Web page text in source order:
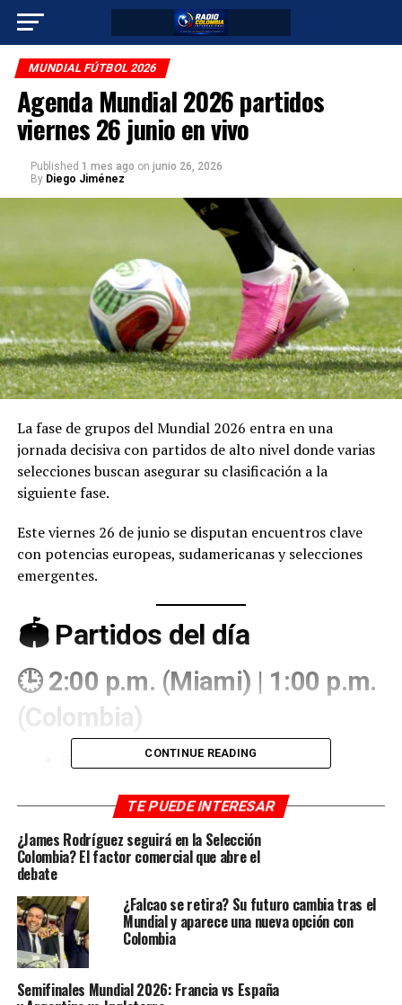
MUNDIAL FÚTBOL 2026
Agenda Mundial 2026 partidos
viernes 26 junio en vivo
Published 1 mes ago on junio 26, 2026
By Diego Jiménez
La fase de grupos del Mundial 2026 entra en una
jornada decisiva con partidos de alto nivel donde varias
selecciones buscan asegurar su clasificación a la
siguiente fase.
Este viernes 26 de junio se disputan encuentros clave
con potencias europeas, sudamericanas y selecciones
emergentes.
🏟️ Partidos del día
🕒 2:00 p.m. (Miami) | 1:00 p.m.
(Colombia)
🇸🇳 Senegal vs Irak
🇳🇴 Noruega vs Francia
🕒 7:00 p.m. (Miami) | 6:00 p.m.
(Colombia)
🇺🇾 Uruguay vs España
🇨🇻 Cabo Verde vs Arabia Saudita
CONTINUE READING
TE PUEDE INTERESAR
¿James Rodríguez seguirá en la Selección
Colombia? El factor comercial que abre el
debate
¿Falcao se retira? Su futuro cambia tras el
Mundial y aparece una nueva opción con
Colombia
Semifinales Mundial 2026: Francia vs España